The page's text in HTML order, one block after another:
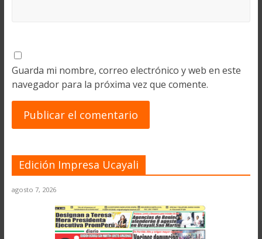
Guarda mi nombre, correo electrónico y web en este
navegador para la próxima vez que comente.
Edición Impresa Ucayali
agosto 7, 2026